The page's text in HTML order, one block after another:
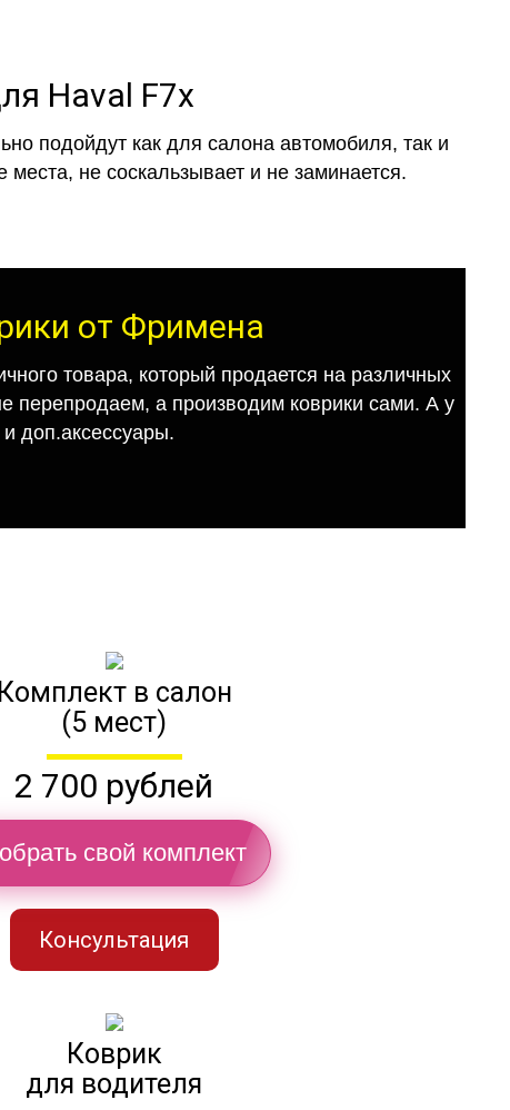
Haval F7x
подойдут как для салона автомобиля, так и
не соскальзывает и не заминается.
от Фримена
товара, который продается на различных
перепродаем, а производим коврики сами. А у
доп.аксессуары.
Комплект в салон
(5 мест)
2 700 рублей
свой комплект
Консультация
Коврик
для водителя